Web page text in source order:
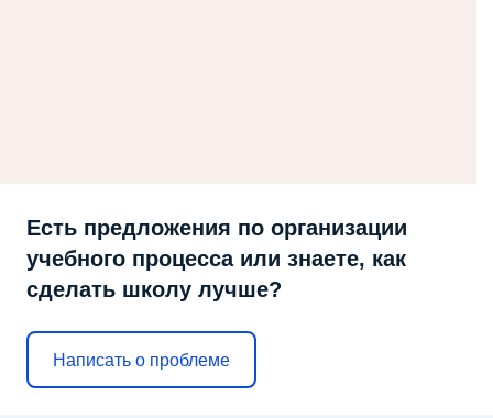
Есть предложения по организации
учебного процесса или знаете, как
сделать школу лучше?
Написать о проблеме